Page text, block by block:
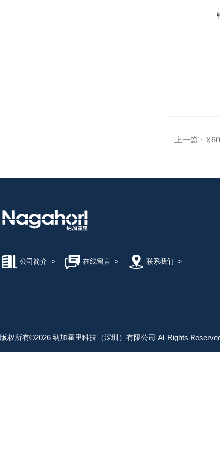
上一篇：
公司简介 > 在线留言> 联系我们 >
版权所有©2026 纳加霍里科技（深圳）有限公司 All Rights